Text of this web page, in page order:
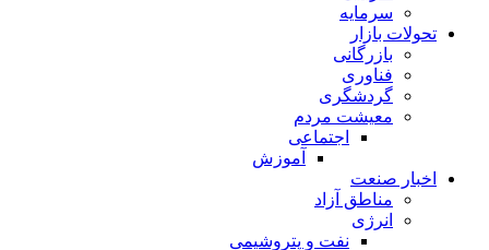
سرمایه
تحولات بازار
بازرگانی
فناوری
گردشگری
معیشت مردم
اجتماعی
آموزش
اخبار صنعت
مناطق آزاد
انرژی
نفت و پتروشیمی